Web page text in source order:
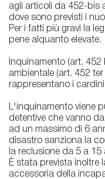
agli articoli da 452-bis
dove sono previsti i
Per i fatti più gravi la
pene alquanto elevate.
Inquinamento (art.
ambientale (art. 452 ter
rappresentano i
L'inquinamento viene
detentive che vanno
ad un massimo di 6
disastro sanziona la
la reclusione da 5 a 15
È stata prevista inoltre
accessoria della